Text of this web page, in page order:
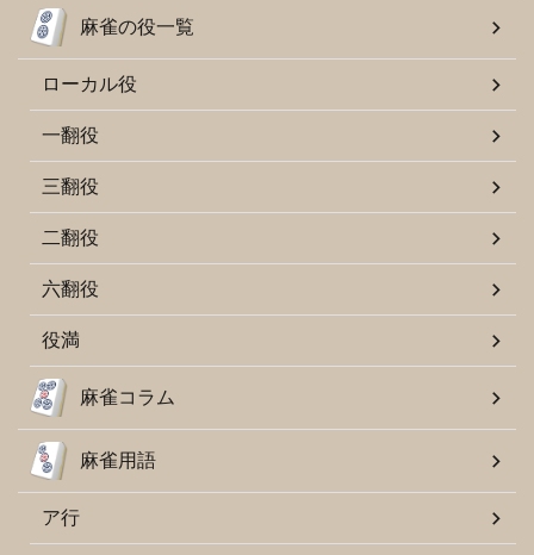
麻雀の役一覧
ローカル役
一翻役
三翻役
二翻役
六翻役
役満
麻雀コラム
麻雀用語
ア行